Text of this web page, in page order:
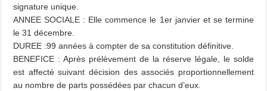
signature unique.
ANNEE SOCIALE : Elle commence le 1er janvier et se termine
le 31 décembre.
DUREE :99 années à compter de sa constitution définitive.
BENEFICE : Après prélèvement de la réserve légale, le solde
est affecté suivant décision des associés proportionnellement
au nombre de parts possédées par chacun d’eux.